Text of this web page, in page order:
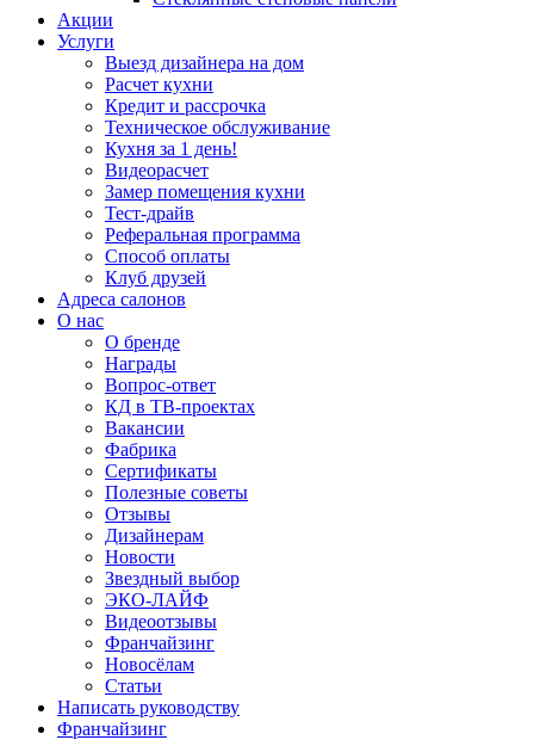
Акции
Услуги
Выезд дизайнера на дом
Расчет кухни
Кредит и рассрочка
Техническое обслуживание
Кухня за 1 день!
Видеорасчет
Замер помещения кухни
Тест-драйв
Реферальная программа
Способ оплаты
Клуб друзей
Адреса салонов
О нас
О бренде
Награды
Вопрос-ответ
КД в ТВ-проектах
Вакансии
Фабрика
Сертификаты
Полезные советы
Отзывы
Дизайнерам
Новости
Звездный выбор
ЭКО-ЛАЙФ
Видеоотзывы
Франчайзинг
Новосёлам
Статьи
Написать руководству
Франчайзинг